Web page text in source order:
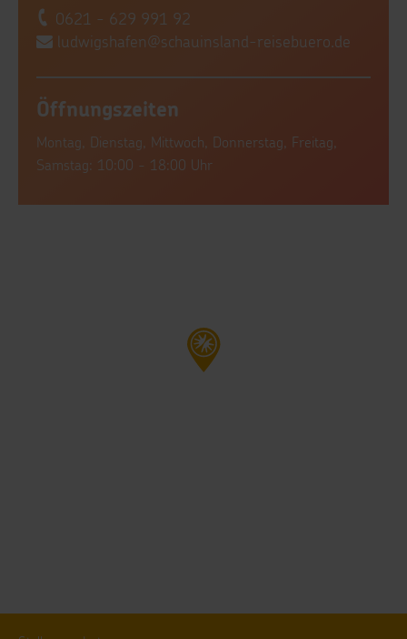
0621 - 629 991 92
ludwigshafen@schauinsland-reisebuero.de
Öffnungszeiten
Montag, Dienstag, Mittwoch, Donnerstag, Freitag,
Samstag: 10:00 - 18:00 Uhr